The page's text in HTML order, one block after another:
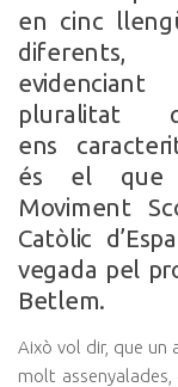
en cinc
diferents,
pluralitat
ens
és el que
Moviment
Catòlic
vegada pel
Betlem.
Això vol dir, que un
molt